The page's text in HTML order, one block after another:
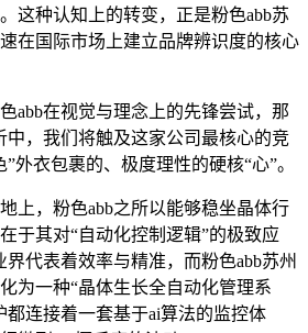
这种认知上的转变，正是粉色abb苏
在国际市场上建立品牌辨识度的核心
abb在视觉与理念上的先锋尝试，那
中，我们将触及这家公司最核心的竞
衣包裹的、极度理性的硬核“心”。
上，粉色abb之所以能够稳坐晶体行
于其对“自动化控制逻辑”的极致应
界代表着效率与精准，而粉色abb苏州
为一种“晶体生长全自动化管理系
都连接着一套基于ai算法的监控体